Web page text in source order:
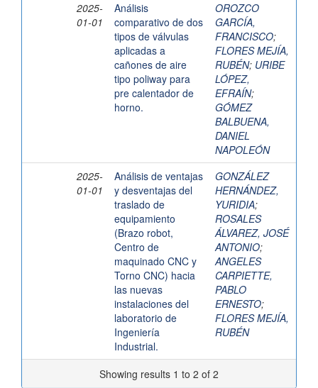
2025-
01-01
Análisis
comparativo de dos
tipos de válvulas
aplicadas a
cañones de aire
tipo poliway para
pre calentador de
horno.
OROZCO
GARCÍA,
FRANCISCO;
FLORES MEJÍA,
RUBÉN; URIBE
LÓPEZ,
EFRAÍN;
GÓMEZ
BALBUENA,
DANIEL
NAPOLEÓN
2025-
01-01
Análisis de ventajas
y desventajas del
traslado de
equipamiento
(Brazo robot,
Centro de
maquinado CNC y
Torno CNC) hacia
las nuevas
instalaciones del
laboratorio de
Ingeniería
Industrial.
GONZÁLEZ
HERNÁNDEZ,
YURIDIA;
ROSALES
ÁLVAREZ, JOSÉ
ANTONIO;
ANGELES
CARPIETTE,
PABLO
ERNESTO;
FLORES MEJÍA,
RUBÉN
Showing results 1 to 2 of 2